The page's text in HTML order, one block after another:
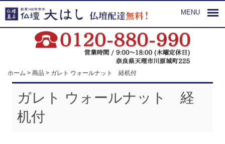
MENU
ホーム > 商品 > ガレト ウォールナット 経机付
ガレト ウォールナット 経
机付